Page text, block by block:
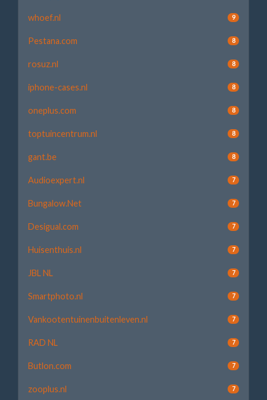
whoef.nl 9
Pestana.com 8
rosuz.nl 8
iphone-cases.nl 8
oneplus.com 8
toptuincentrum.nl 8
gant.be 8
Audioexpert.nl 7
Bungalow.Net 7
Desigual.com 7
Huisenthuis.nl 7
JBL NL 7
Smartphoto.nl 7
Vankootentuinenbuitenleven.nl 7
RAD NL 7
Butlon.com 7
zooplus.nl 7